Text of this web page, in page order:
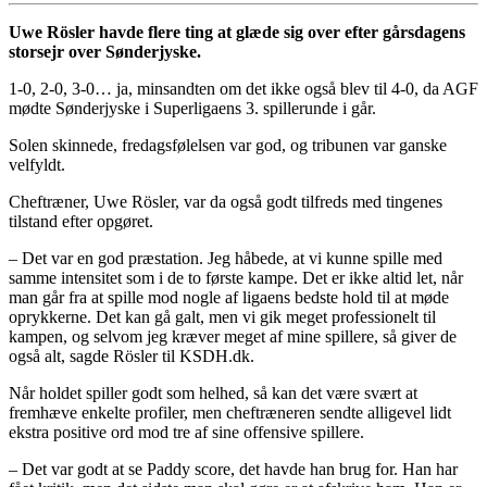
Uwe Rösler havde flere ting at glæde sig over efter gårsdagens
storsejr over Sønderjyske.
1-0, 2-0, 3-0… ja, minsandten om det ikke også blev til 4-0, da AGF
mødte Sønderjyske i Superligaens 3. spillerunde i går.
Solen skinnede, fredagsfølelsen var god, og tribunen var ganske
velfyldt.
Cheftræner, Uwe Rösler, var da også godt tilfreds med tingenes
tilstand efter opgøret.
– Det var en god præstation. Jeg håbede, at vi kunne spille med
samme intensitet som i de to første kampe. Det er ikke altid let, når
man går fra at spille mod nogle af ligaens bedste hold til at møde
oprykkerne. Det kan gå galt, men vi gik meget professionelt til
kampen, og selvom jeg kræver meget af mine spillere, så giver de
også alt, sagde Rösler til KSDH.dk.
Når holdet spiller godt som helhed, så kan det være svært at
fremhæve enkelte profiler, men cheftræneren sendte alligevel lidt
ekstra positive ord mod tre af sine offensive spillere.
– Det var godt at se Paddy score, det havde han brug for. Han har